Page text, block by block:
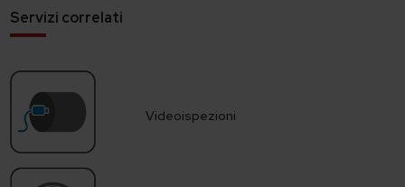
Servizi correlati
Videoispezioni